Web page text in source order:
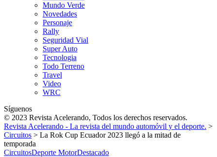
Mundo Verde
Novedades
Personaje
Rally
Seguridad Vial
Super Auto
Tecnologia
Todo Terreno
Travel
Video
WRC
Síguenos
© 2023 Revista Acelerando, Todos los derechos reservados.
Revista Acelerando - La revista del mundo automóvil y el deporte. >
Circuitos > La Rok Cup Ecuador 2023 llegó a la mitad de
temporada
CircuitosDeporte MotorDestacado